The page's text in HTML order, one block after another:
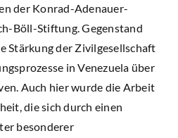
der Konrad-Adenauer-
Böll-Stiftung. Gegenstand
Stärkung der Zivilgesellschaft
in Venezuela über
Auch hier wurde die Arbeit
die sich durch einen
besonderer